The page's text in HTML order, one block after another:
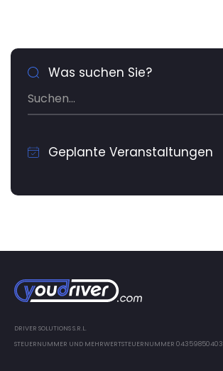
Was suchen Sie?
Geplante Veranstaltungen
DRIVER SOLUTIONS S.R.L.
STEUERNUMMER UND MEHRWERTSTEUERNUMMER 04359850403